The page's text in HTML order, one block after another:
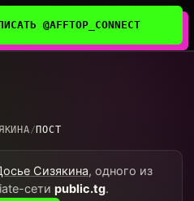
@AFFTOP_CONNECT
/ ПОСТ
Сизякина, одного из
сети public.tg.